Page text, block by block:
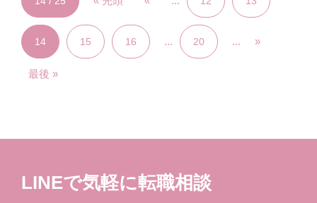
14 15 16 ... 20 ... »
最後 »
LINEで気軽に転職相談